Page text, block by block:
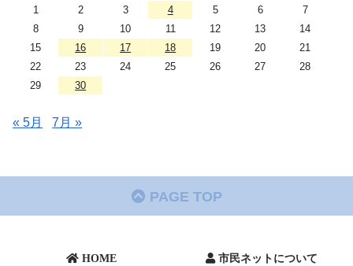
1 2 3 4 5 6
7
8
9 10 11 12 13
14
15
16 17 18 19 20
21
22
23 24 25 26 27
28
29
30
« 5月 7月 »
PAGE TOP
HOME 市民ネットについて